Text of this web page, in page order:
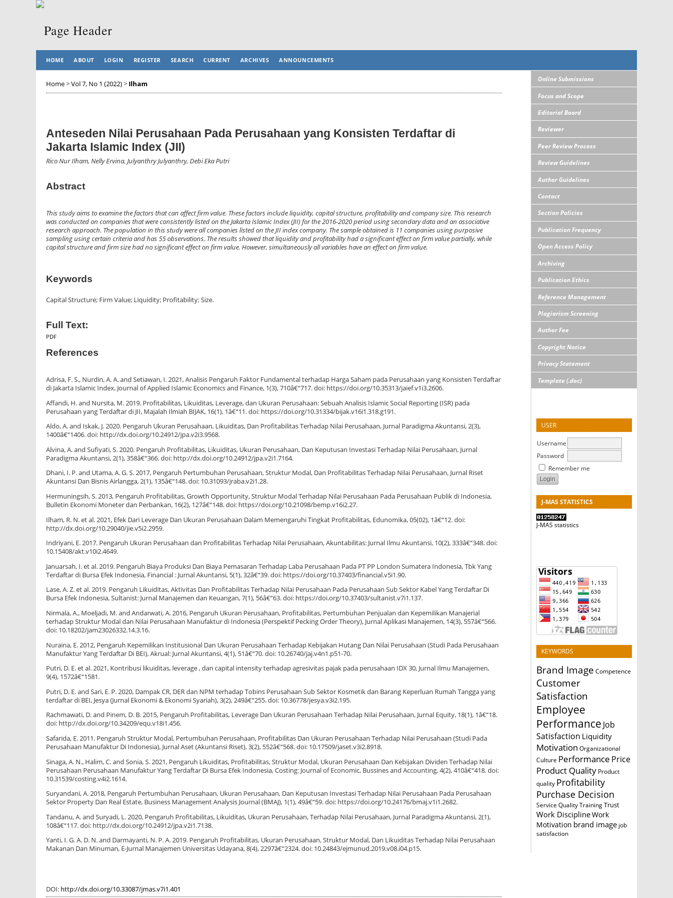
Online Submissions
Focus and Scope
Editorial Board
Reviewer
Peer Review Process
Review Guidelines
Author Guidelines
Contact
Section Policies
Publication Frequency
Open Access Policy
Archiving
Publication Ethics
Reference Management
Plagiarism Screening
Author Fee
Copyright Notice
Privacy Statement
Template (.doc)
USER
Username
Password
Remember me
J-MAS STATISTICS
J-MAS statistics
KEYWORDS
Brand Image Competence
Customer
Satisfaction
Employee
Performance Job
Satisfaction Liquidity
Motivation Organizational
Culture Performance Price
Product Quality Product
quality Profitability
Purchase Decision
Service QualityTrainingTrust
Work DisciplineWork
Motivation brand image job
satisfaction
HOME ABOUT LOGIN REGISTER SEARCH CURRENT ARCHIVES ANNOUNCEMENTS
Home>Vol 7, No 1 (2022)> Ilham
Anteseden Nilai Perusahaan Pada Perusahaan yang Konsisten Terdaftar di
Jakarta Islamic Index (JII)
Rico Nur Ilham, Nelly Ervina, Julyanthry Julyanthry, Debi Eka Putri
Abstract
This study aims to examine the factors that can affect firm value. These factors include liquidity, capital structure, profitability and company size. This research
was conducted on companies that were consistently listed on the Jakarta Islamic Index (JII) for the 2016-2020 period using secondary data and an associative
research approach. The population in this study were all companies listed on the JII index company. The sample obtained is 11 companies using purposive
sampling using certain criteria and has 55 observations. The results showed that liquidity and profitability had a significant effect on firm value partially, while
capital structure and firm size had no significant effect on firm value. However, simultaneously all variables have an effect on firm value.
Keywords
Capital Structure; Firm Value; Liquidity; Profitability; Size.
Full Text:
PDF
References
Adrisa, F. S., Nurdin, A. A. and Setiawan, I. 2021, Analisis Pengaruh Faktor Fundamental terhadap Harga Saham pada Perusahaan yang Konsisten Terdaftar
di Jakarta Islamic Index, Journal of Applied Islamic Economics and Finance, 1(3), 710â€“717. doi: https://doi.org/10.35313/jaief.v1i3.2606.
Affandi, H. and Nursita, M. 2019. Profitabilitas, Likuiditas, Leverage, dan Ukuran Perusahaan: Sebuah Analisis Islamic Social Reporting (ISR) pada
Perusahaan yang Terdaftar di JII, Majalah Ilmiah BIJAK, 16(1), 1â€“11. doi: https://doi.org/10.31334/bijak.v16i1.318.g191.
Aldo, A. and Iskak, J. 2020. Pengaruh Ukuran Perusahaan, Likuiditas, Dan Profitabilitas Terhadap Nilai Perusahaan, Jurnal Paradigma Akuntansi, 2(3),
1400â€“1406. doi: http://dx.doi.org/10.24912/jpa.v2i3.9568.
Alvina, A. and Sufiyati, S. 2020. Pengaruh Profitabilitas, Likuiditas, Ukuran Perusahaan, Dan Keputusan Investasi Terhadap Nilai Perusahaan, Jurnal
Paradigma Akuntansi, 2(1), 358â€“366. doi: http://dx.doi.org/10.24912/jpa.v2i1.7164.
Dhani, I. P. and Utama, A. G. S. 2017, Pengaruh Pertumbuhan Perusahaan, Struktur Modal, Dan Profitabilitas Terhadap Nilai Perusahaan, Jurnal Riset
Akuntansi Dan Bisnis Airlangga, 2(1), 135â€“148. doi: 10.31093/jraba.v2i1.28.
Hermuningsih, S. 2013, Pengaruh Profitabilitas, Growth Opportunity, Struktur Modal Terhadap Nilai Perusahaan Pada Perusahaan Publik di Indonesia,
Bulletin Ekonomi Moneter dan Perbankan, 16(2), 127â€“148. doi: https://doi.org/10.21098/bemp.v16i2.27.
Ilham, R. N. et al. 2021, Efek Dari Leverage Dan Ukuran Perusahaan Dalam Memengaruhi Tingkat Profitabilitas, Edunomika, 05(02), 1â€“12. doi:
http://dx.doi.org/10.29040/jie.v5i2.2959.
Indriyani, E. 2017. Pengaruh Ukuran Perusahaan dan Profitabilitas Terhadap Nilai Perusahaan, Akuntabilitas: Jurnal Ilmu Akuntansi, 10(2), 333â€“348. doi:
10.15408/akt.v10i2.4649.
Januarsah, I. et al. 2019. Pengaruh Biaya Produksi Dan Biaya Pemasaran Terhadap Laba Perusahaan Pada PT PP London Sumatera Indonesia, Tbk Yang
Terdaftar di Bursa Efek Indonesia, Financial : Jurnal Akuntansi, 5(1), 32â€“39. doi: https://doi.org/10.37403/financial.v5i1.90.
Lase, A. Z. et al. 2019. Pengaruh Likuiditas, Aktivitas Dan Profitabilitas Terhadap Nilai Perusahaan Pada Perusahaan Sub Sektor Kabel Yang Terdaftar Di
Bursa Efek Indonesia, Sultanist: Jurnal Manajemen dan Keuangan, 7(1), 56â€“63. doi: https://doi.org/10.37403/sultanist.v7i1.137.
Nirmala, A., Moeljadi, M. and Andarwati, A. 2016, Pengaruh Ukuran Perusahaan, Profitabilitas, Pertumbuhan Penjualan dan Kepemilikan Manajerial
terhadap Struktur Modal dan Nilai Perusahaan Manufaktur di Indonesia (Perspektif Pecking Order Theory), Jurnal Aplikasi Manajemen, 14(3), 557â€“566.
doi: 10.18202/jam23026332.14.3.16.
Nuraina, E. 2012, Pengaruh Kepemilikan Institusional Dan Ukuran Perusahaan Terhadap Kebijakan Hutang Dan Nilai Perusahaan (Studi Pada Perusahaan
Manufaktur Yang Terdaftar Di BEI), Akrual: Jurnal Akuntansi, 4(1), 51â€“70. doi: 10.26740/jaj.v4n1.p51-70.
Putri, D. E. et al. 2021, Kontribusi likuiditas, leverage , dan capital intensity terhadap agresivitas pajak pada perusahaan IDX 30, Jurnal Ilmu Manajemen,
9(4), 1572â€“1581.
Putri, D. E. and Sari, E. P. 2020, Dampak CR, DER dan NPM terhadap Tobins Perusahaan Sub Sektor Kosmetik dan Barang Keperluan Rumah Tangga yang
terdaftar di BEI, Jesya (Jurnal Ekonomi & Ekonomi Syariah), 3(2), 249â€“255. doi: 10.36778/jesya.v3i2.195.
Rachmawati, D. and Pinem, D. B. 2015, Pengaruh Profitabilitas, Leverage Dan Ukuran Perusahaan Terhadap Nilai Perusahaan, Jurnal Equity, 18(1), 1â€“18.
doi: http://dx.doi.org/10.34209/equ.v18i1.456.
Safarida, E. 2011. Pengaruh Struktur Modal, Pertumbuhan Perusahaan, Profitabilitas Dan Ukuran Perusahaan Terhadap Nilai Perusahaan (Studi Pada
Perusahaan Manufaktur Di Indonesia), Jurnal Aset (Akuntansi Riset), 3(2), 552â€“568. doi: 10.17509/jaset.v3i2.8918.
Sinaga, A. N., Halim, C. and Sonia, S. 2021, Pengaruh Likuiditas, Profitabilitas, Struktur Modal, Ukuran Perusahaan Dan Kebijakan Dividen Terhadap Nilai
Perusahaan Perusahaan Manufaktur Yang Terdaftar Di Bursa Efek Indonesia, Costing: Journal of Economic, Bussines and Accounting, 4(2), 410â€“418. doi:
10.31539/costing.v4i2.1614.
Suryandani, A. 2018, Pengaruh Pertumbuhan Perusahaan, Ukuran Perusahaan, Dan Keputusan Investasi Terhadap Nilai Perusahaan Pada Perusahaan
Sektor Property Dan Real Estate, Business Management Analysis Journal (BMAJ), 1(1), 49â€“59. doi: https://doi.org/10.24176/bmaj.v1i1.2682.
Tandanu, A. and Suryadi, L. 2020, Pengaruh Profitabilitas, Likuiditas, Ukuran Perusahaan, Terhadap Nilai Perusahaan, Jurnal Paradigma Akuntansi, 2(1),
108â€“117. doi: http://dx.doi.org/10.24912/jpa.v2i1.7138.
Yanti, I. G. A. D. N. and Darmayanti, N. P. A. 2019. Pengaruh Profitabilitas, Ukuran Perusahaan, Struktur Modal, Dan Likuiditas Terhadap Nilai Perusahaan
Makanan Dan Minuman, E-Jurnal Manajemen Universitas Udayana, 8(4), 2297â€“2324. doi: 10.24843/ejmunud.2019.v08.i04.p15.
DOI: http://dx.doi.org/10.33087/jmas.v7i1.401